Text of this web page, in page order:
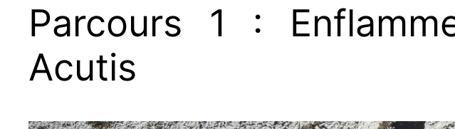
Parcours 1 :
Acutis